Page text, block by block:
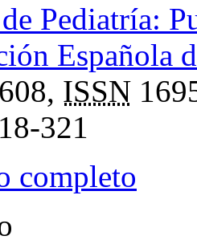
Pediatría:
Española
ISSN
321
completo